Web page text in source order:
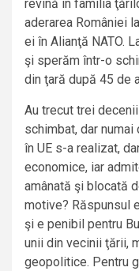
revină în familia
aderarea României
ei în Alianţă NATO.
şi sperăm într-o
din ţară după 45 de
Au trecut trei
schimbat, dar
în UE s-a realizat,
economice, iar
amânată şi blocată
motive? Răspunsul
şi e penibil pentru
unii din vecinii ţării,
geopolitice. Pentru